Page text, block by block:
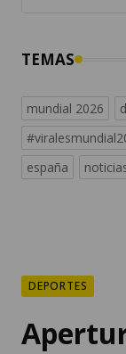
TEMAS
mundial 2026
españa
DEPORTES